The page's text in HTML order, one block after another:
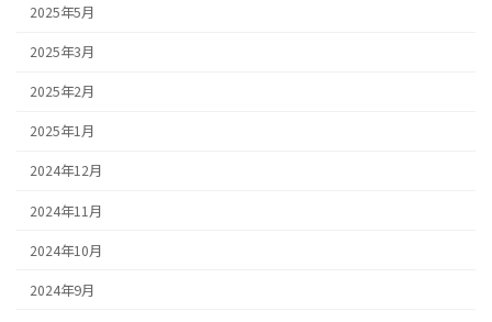
2025年5月
2025年3月
2025年2月
2025年1月
2024年12月
2024年11月
2024年10月
2024年9月